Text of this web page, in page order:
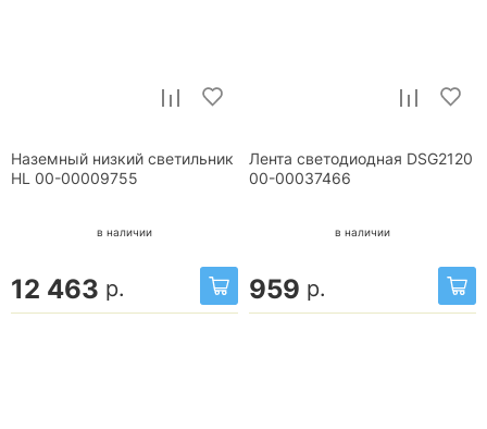
Наземный низкий светильник
HL 00-00009755
в наличии
12 463 р.
Лента светодиодная DSG2120
00-00037466
в наличии
959 р.